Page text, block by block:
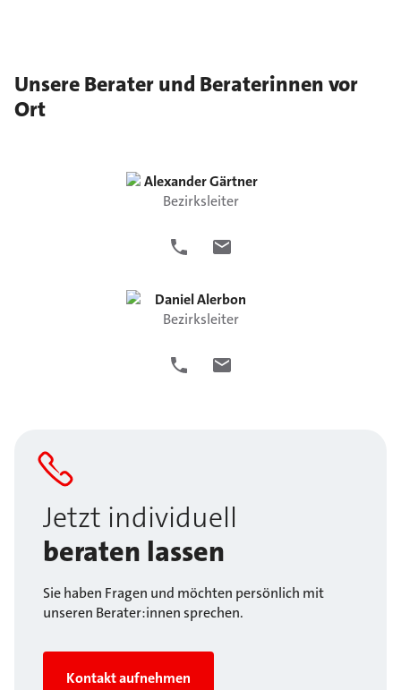
Unsere Berater und Beraterinnen vor
Ort
AlexanderGärtner
Bezirksleiter
DanielAlerbon
Bezirksleiter
Jetzt individuell
beraten lassen
Sie haben Fragen und möchten persönlich mit
unseren Berater:innen sprechen.
Kontakt aufnehmen